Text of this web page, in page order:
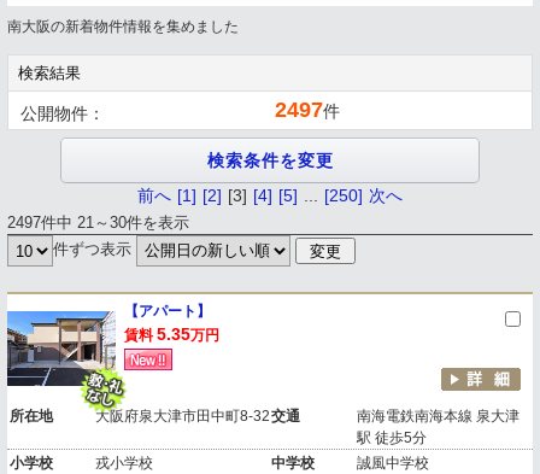
南大阪の新着物件情報を集めました
検索結果
公開物件： 2497件
2497件中 21～30件を表示
前へ [1] [2] [3] [4] [5] ... [250] 次へ
件ずつ表示
【アパート】
賃料 5.35万円
所在地 大阪府泉大津市田中町8-32交通
南海電鉄南海本線 泉大津
駅 徒歩5分
小学校
戎小学校 中学校 誠風中学校